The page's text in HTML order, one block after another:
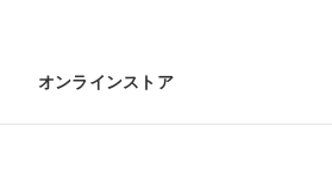
オンラインストア